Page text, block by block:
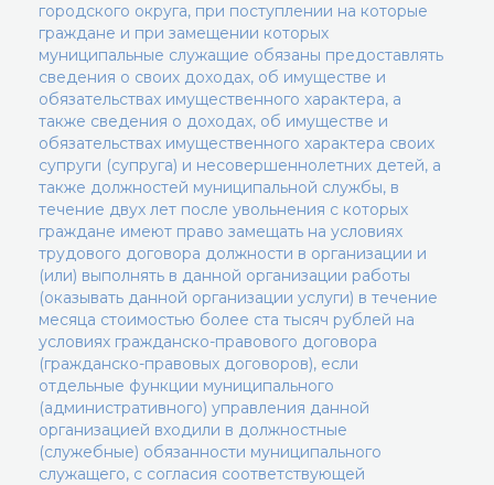
городского округа, при поступлении на которые
граждане и при замещении которых
муниципальные служащие обязаны предоставлять
сведения о своих доходах, об имуществе и
обязательствах имущественного характера, а
также сведения о доходах, об имуществе и
обязательствах имущественного характера своих
супруги (супруга) и несовершеннолетних детей, а
также должностей муниципальной службы, в
течение двух лет после увольнения с которых
граждане имеют право замещать на условиях
трудового договора должности в организации и
(или) выполнять в данной организации работы
(оказывать данной организации услуги) в течение
месяца стоимостью более ста тысяч рублей на
условиях гражданско-правового договора
(гражданско-правовых договоров), если
отдельные функции муниципального
(административного) управления данной
организацией входили в должностные
(служебные) обязанности муниципального
служащего, с согласия соответствующей